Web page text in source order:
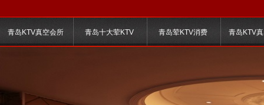
青岛KTV真空会所 青岛十大荤KTV 青岛荤KTV消费 青岛KTV